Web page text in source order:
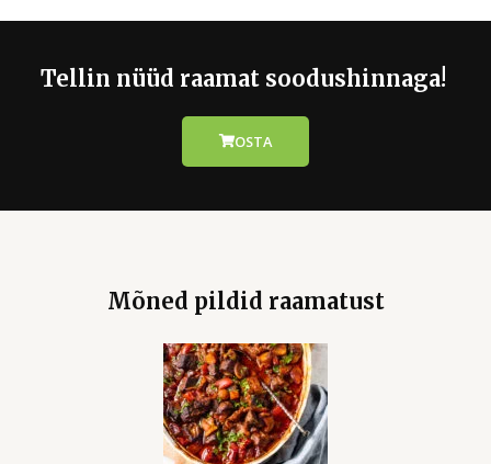
Tellin nüüd raamat soodushinnaga!
OSTA
Mõned pildid raamatust